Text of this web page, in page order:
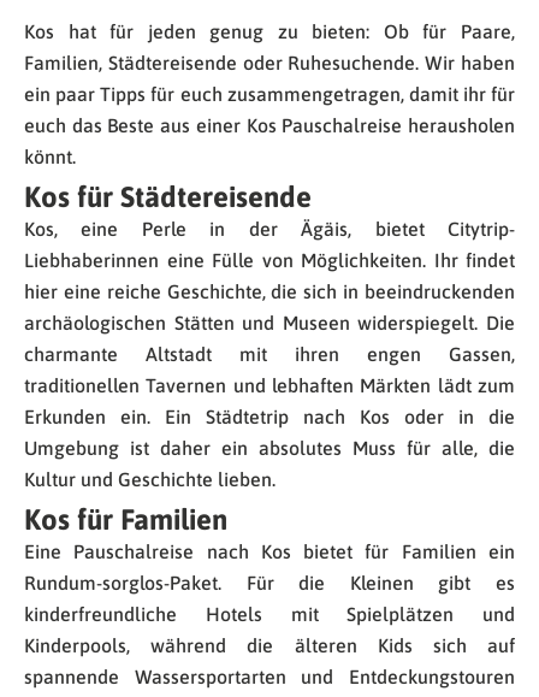
Kos hat für jeden genug zu bieten: Ob für Paare,
Familien, Städtereisende oder Ruhesuchende. Wir haben
ein paar Tipps für euch zusammengetragen, damit ihr für
euch das Beste aus einer Kos Pauschalreise herausholen
könnt.
Kos für Städtereisende
Kos, eine Perle in der Ägäis, bietet Citytrip-
Liebhaberinnen eine Fülle von Möglichkeiten. Ihr findet
hier eine reiche Geschichte, die sich in beeindruckenden
archäologischen Stätten und Museen widerspiegelt. Die
charmante Altstadt mit ihren engen Gassen,
traditionellen Tavernen und lebhaften Märkten lädt zum
Erkunden ein. Ein Städtetrip nach Kos oder in die
Umgebung ist daher ein absolutes Muss für alle, die
Kultur und Geschichte lieben.
Kos für Familien
Eine Pauschalreise nach Kos bietet für Familien ein
Rundum-sorglos-Paket. Für die Kleinen gibt es
kinderfreundliche Hotels mit Spielplätzen und
Kinderpools, während die älteren Kids sich auf
spannende Wassersportarten und Entdeckungstouren